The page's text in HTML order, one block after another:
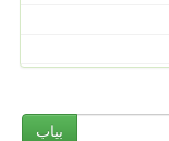
بیاب